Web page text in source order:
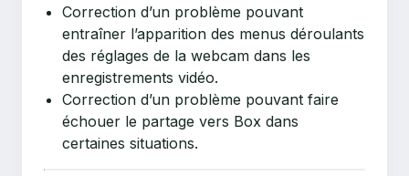
Correction d’un problème pouvant
entraîner l’apparition des menus déroulants
des réglages de la webcam dans les
enregistrements vidéo.
Correction d’un problème pouvant faire
échouer le partage vers Box dans
certaines situations.